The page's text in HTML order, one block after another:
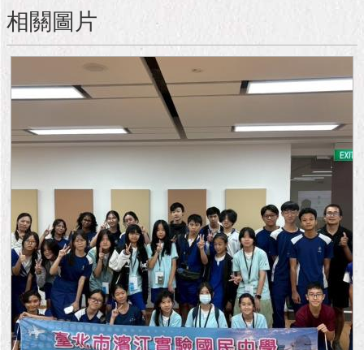
私
權
及
資
安
政
策
聯
絡
我
們
（陳
情
系
統
相關圖片